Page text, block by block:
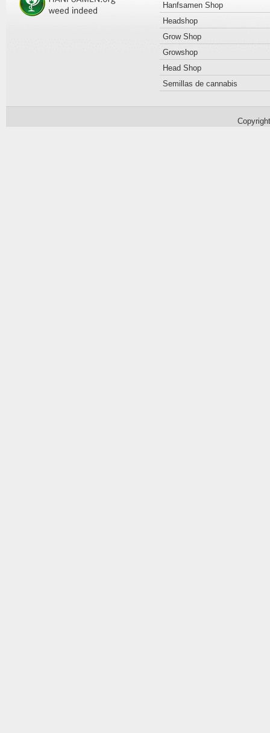
Hanfsamen Shop
Headshop
Grow Shop
Growshop
Head Shop
Semillas de cannabis